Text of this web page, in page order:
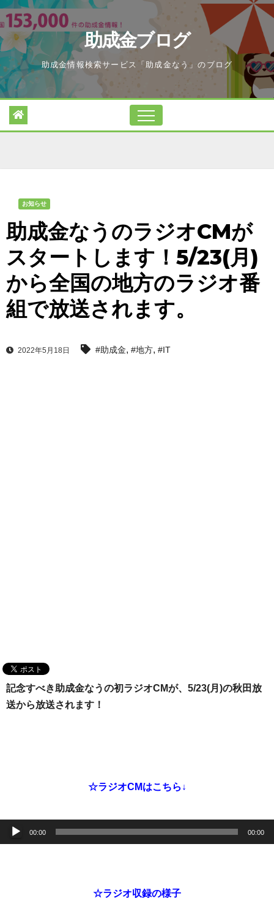
Skip
to
content
助成金ブログ
助成金情報検索サービス「助成金なう」のブログ
お知らせ
助成金なうのラジオCMが
スタートします！5/23(月)
から全国の地方のラジオ番
組で放送されます。
2022年5月18日 #助成金, #地方, #IT
記念すべき助成金なうの初ラジオCMが、5/23(月)の秋田放
送から放送されます！
☆ラジオCMはこちら↓
声
00:00 00:00
☆ラジオ収録の様子